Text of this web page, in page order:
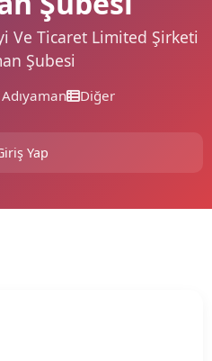
Ve Ticaret Limited Şirketi
Şubesi
Diğer
Yap